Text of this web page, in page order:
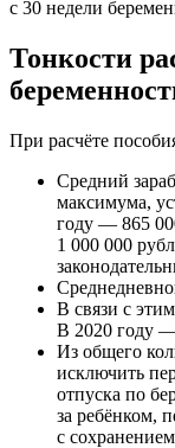
с 30 недели
Тонкости
При расчёте
Средний
максимума,
году — 865
1 000 000
В связи с
В 2020 году
Из общего
исключить
отпуска по
за ребёнком,
с